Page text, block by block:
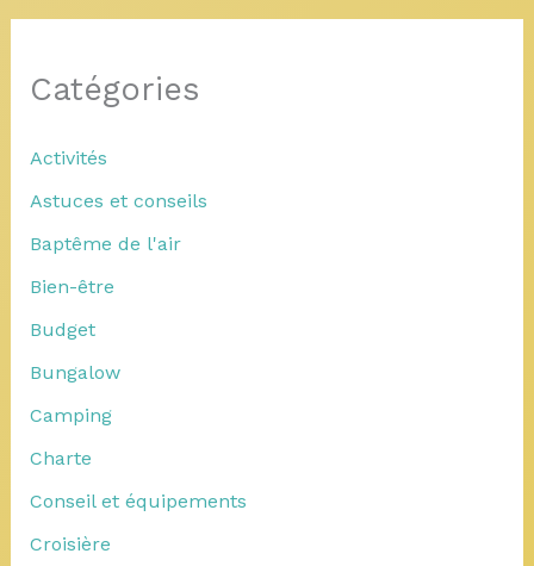
Catégories
Activités
Astuces et conseils
Baptême de l'air
Bien-être
Budget
Bungalow
Camping
Charte
Conseil et équipements
Croisière